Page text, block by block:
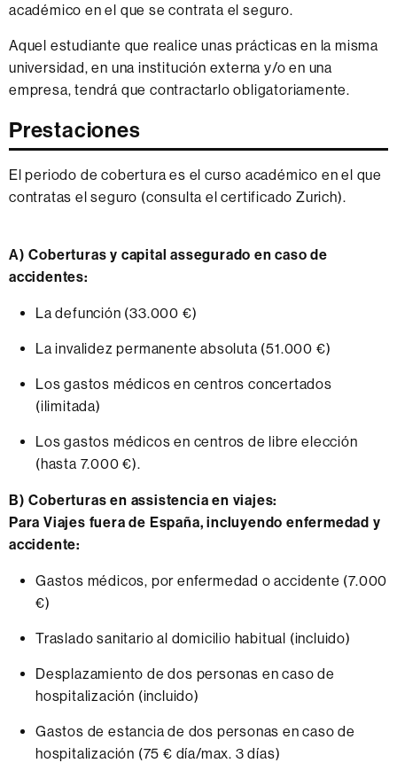
académico en el que se contrata el seguro.
Aquel estudiante que realice unas prácticas en la misma
universidad, en una institución externa y/o en una
empresa, tendrá que contractarlo obligatoriamente.
Prestaciones
El periodo de cobertura es el curso académico en el que
contratas el seguro (consulta el certificado Zurich).
A) Coberturas y capital assegurado en caso de
accidentes:
La defunción (33.000 €)
La invalidez permanente absoluta (51.000 €)
Los gastos médicos en centros concertados
(ilimitada)
Los gastos médicos en centros de libre elección
(hasta 7.000 €).
B) Coberturas en assistencia en viajes:
Para Viajes fuera de España, incluyendo enfermedad y
accidente:
Gastos médicos, por enfermedad o accidente (7.000
€)
Traslado sanitario al domicilio habitual (incluido)
Desplazamiento de dos personas en caso de
hospitalización (incluido)
Gastos de estancia de dos personas en caso de
hospitalización (75 € día/max. 3 días)